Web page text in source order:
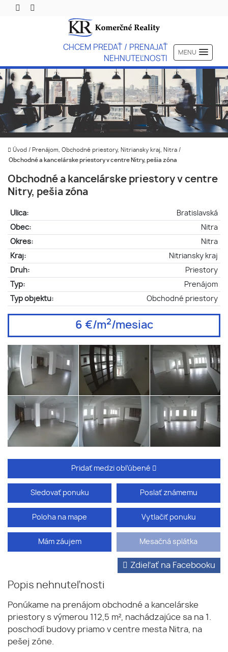
CHCEM PREDAŤ / PRENAJAŤ
NEHNUTEĽNOSTI
MENU
Úvod / Prenájom, Obchodné priestory, Nitriansky kraj, Nitra /
Obchodné a kancelárske priestory v centre Nitry, pešia zóna
Obchodné a kancelárske priestory v centre
Nitry, pešia zóna
Ulica:
Bratislavská
Obec:
Nitra
Okres:
Nitra
Kraj:
Nitriansky kraj
Druh:
Priestory
Typ:
Prenájom
Typ objektu:
Obchodné priestory
6 €/m2/mesiac
Pridať medzi obľúbené
Sledovať ponuku Poslať známemu
Poloha na mape Vytlačiť ponuku
Mám záujem Mesačná splátka
Popis nehnuteľnosti
Zdieľať na Facebooku
Ponúkame na prenájom obchodné a kancelárske
priestory s výmerou 112,5 m², nachádzajúce sa na 1.
poschodí budovy priamo v centre mesta Nitra, na
pešej zóne.